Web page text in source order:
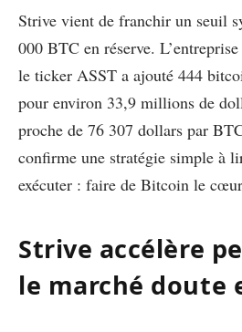
Strive vient de franchir un seuil
000 BTC en réserve.
le ticker ASST a ajouté 444
pour environ 33,9 millions de
proche de 76 307 dollars par
confirme une stratégie simple à
exécuter : faire de Bitcoin le
Strive accélère
le marché doute